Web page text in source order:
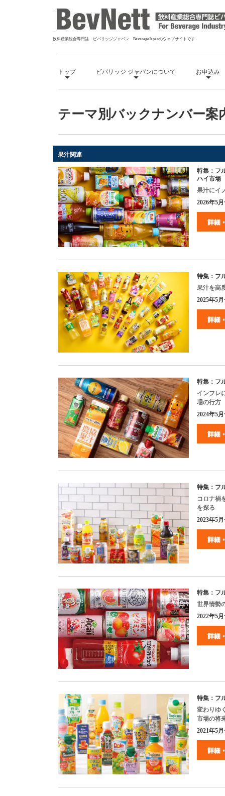
飲料産業総合専門誌 ビバリッジジャパン BeverageJapanのウェブサイトです
トップ ビバリッジ ジャパンについて お申込み
テーマ別バックナンバー案
果汁関連
特集：フ
ハイ市場
果汁にイ
2026年5月
特集：フ
果汁を高
2025年5月
特集：フ
インフレ
場の行方
2024年5月
特集：フ
コロナ禍
を探る
2023年5月
特集：フ
世界情勢
2022年5月
特集：フ
変わりゆ
市場の将
2021年5月